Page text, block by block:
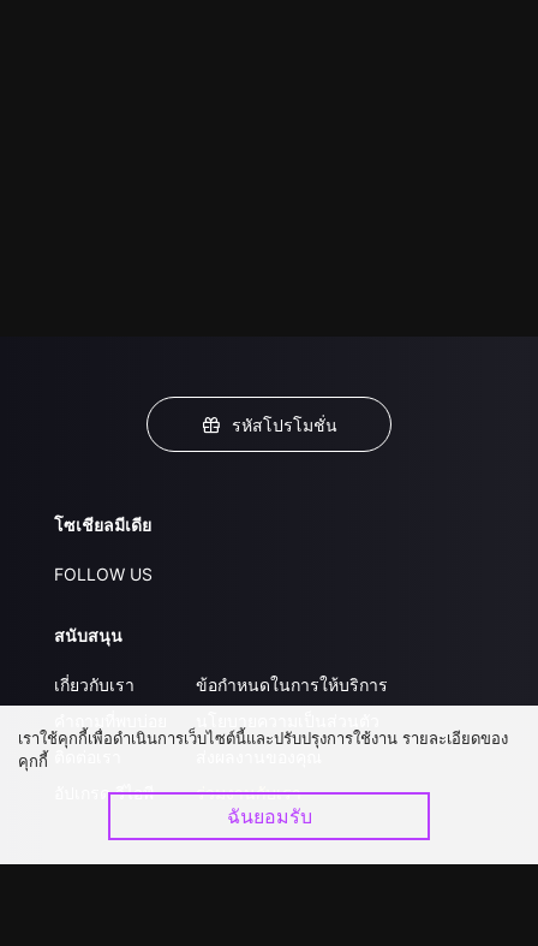
รหัสโปรโมชั่น
โซเชียลมีเดีย
FOLLOW US
สนับสนุน
เกี่ยวกับเรา
อัปเกรด วีไอพี
ข้อกำหนดในการให้บริการ
ร่วมงานกับเรา
เราใช้คุกกี้เพื่อดำเนินการเว็บไซต์นี้และปรับปรุงการใช้งาน รายละเอียดของ
คุกกี้
ฉันยอมรับ